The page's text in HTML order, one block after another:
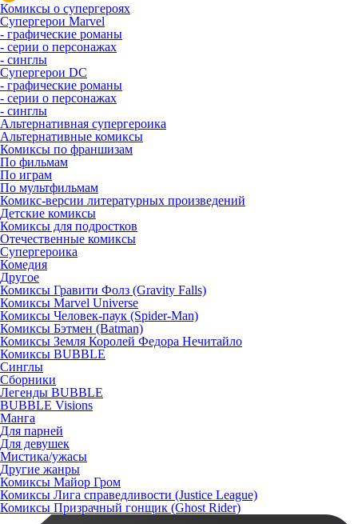
Комиксы о супергероях
Супергерои Marvel
- графические романы
- серии о персонажах
- синглы
Супергерои DC
- графические романы
- серии о персонажах
- синглы
Альтернативная супергероика
Альтернативные комиксы
Комиксы по франшизам
По фильмам
По играм
По мультфильмам
Комикс-версии литературных произведений
Детские комиксы
Комиксы для подростков
Отечественные комиксы
Супергероика
Комедия
Другое
Комиксы Гравити Фолз (Gravity Falls)
Комиксы Marvel Universe
Комиксы Человек-паук (Spider-Man)
Комиксы Бэтмен (Batman)
Комиксы Земля Королей Федора Нечитайло
Комиксы BUBBLE
Синглы
Сборники
Легенды BUBBLE
BUBBLE Visions
Манга
Для парней
Для девушек
Мистика/ужасы
Другие жанры
Комиксы Майор Гром
Комиксы Лига справедливости (Justice League)
Комиксы Призрачный гонщик (Ghost Rider)